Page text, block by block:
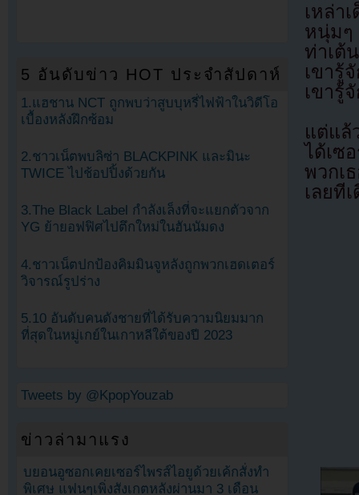
เหล่า
หนุ่มๆ
ท่าเต้
เขารู้
เขารู้
แต่แล้
ได้เซ
พวกเ
เลยที
5 อันดับข่าว HOT ประจำสัปดาห์
1.แฮชาน NCT ถูกพบว่าสูบบุหรี่ไฟฟ้าในวิดีโอ
เบื้องหลังฝึกซ้อม
2.ชาวเน็ตพบลิซ่า BLACKPINK และมินะ
TWICE ไปช้อปปิ้งด้วยกัน
3.The Black Label กำลังเล็งที่จะแยกตัวจาก
YG ย้ายอฟฟิศไปตึกใหม่ในฮันนัมดง
4.ชาวเน็ตปกป้องคิมมินจูหลังถูกพวกเฮดเตอร์
วิจารณ์รูปร่าง
5.10 อันดับคนดังชายที่ได้รับความนิยมมาก
ที่สุดในหมู่เกย์ในเกาหลีใต้ของปี 2023
Tweets by @KpopYouzab
ข่าวล่ามาแรง
บยอนอูซอกเคยเซอร์ไพรส์ไอยูด้วยเค้กสั่งทำ
พิเศษ แฟนๆเพิ่งสังเกตหลังผ่านมา 3 เดือน